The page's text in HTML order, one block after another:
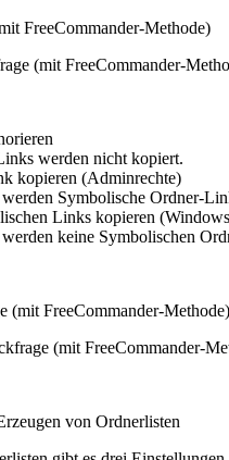
FreeCommander-Methode)
(mit FreeCommander-
werden nicht kopiert.
kopieren (Adminrechte)
Symbolische Ordner-
Links kopieren
keine Symbolischen
(mit FreeCommander-Methode)
(mit FreeCommander-
von Ordnerlisten